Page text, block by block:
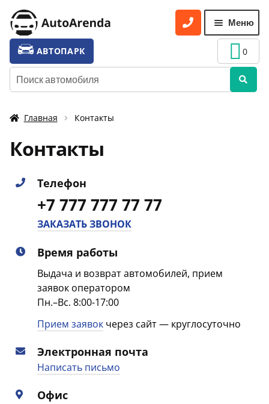
Перейти
к
навигации
Перейти
к
содержимому
Меню
УСЛУГИ
меню
ТАРИФЫ
УСЛОВИЯ АРЕНДЫ
ОТЗЫВЫ
АВТОПАРК
Искать:
0
Главная Контакты
Контакты
Телефон
+7 777 777 77 77
ЗАКАЗАТЬ ЗВОНОК
Время работы
Выдача и возврат автомобилей, прием
заявок оператором
Пн.–Вс. 8:00-17:00
Прием заявок через сайт — круглосуточно
Электронная почта
Написать письмо
Офис